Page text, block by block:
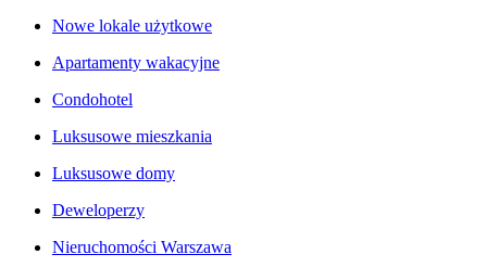
Nowe lokale użytkowe
Apartamenty wakacyjne
Condohotel
Luksusowe mieszkania
Luksusowe domy
Deweloperzy
Nieruchomości Warszawa